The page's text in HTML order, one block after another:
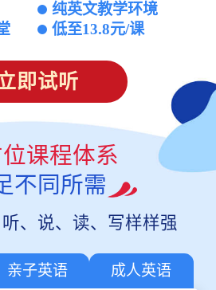
纯英文教学环境
低至13.8元/课
即试听
课程体系
不同所需
、说、读、写样样强
亲子英语 成人英语